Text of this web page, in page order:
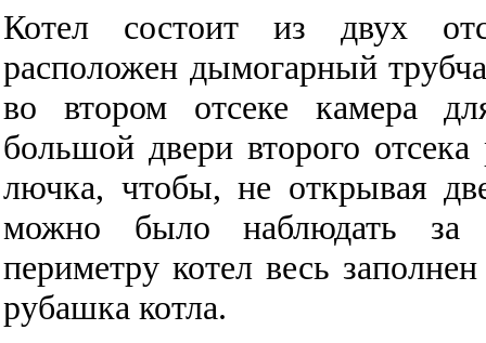
Котел состоит из двух
расположен дымогарный
во втором отсеке камера
большой двери второго
лючка, чтобы, не открывая
можно было наблюдать за
периметру котел весь
рубашка котла.